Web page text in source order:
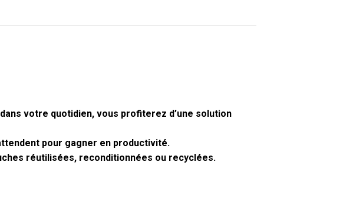
dans votre quotidien, vous profiterez d’une solution
pour gagner en productivité.
réutilisées, reconditionnées ou recyclées.